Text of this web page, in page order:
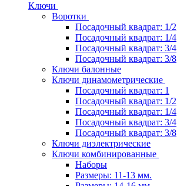
Ключи
Воротки
Посадочный квадрат: 1/2
Посадочный квадрат: 1/4
Посадочный квадрат: 3/4
Посадочный квадрат: 3/8
Ключи балонные
Ключи динамометрические
Посадочный квадрат: 1
Посадочный квадрат: 1/2
Посадочный квадрат: 1/4
Посадочный квадрат: 3/4
Посадочный квадрат: 3/8
Ключи диэлектрические
Ключи комбинированные
Наборы
Размеры: 11-13 мм.